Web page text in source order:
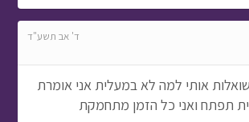
ד' אב תשע"ד
אותי למה לא במעלית אני אומרת
תפתח ואני כל הזמן מתחמקת